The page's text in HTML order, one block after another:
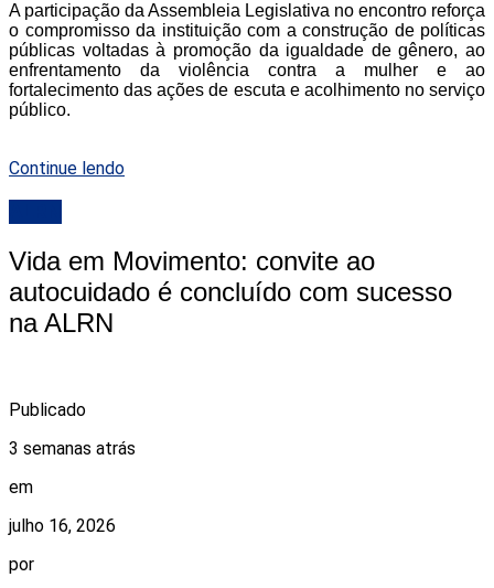
A participação da Assembleia Legislativa no encontro reforça
o compromisso da instituição com a construção de políticas
públicas voltadas à promoção da igualdade de gênero, ao
enfrentamento da violência contra a mulher e ao
fortalecimento das ações de escuta e acolhimento no serviço
público.
Continue lendo
Vida em Movimento: convite ao
autocuidado é concluído com sucesso
na ALRN
Publicado
3 semanas atrás
em
julho 16, 2026
por